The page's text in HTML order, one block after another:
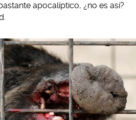
apocalíptico, ¿no es así?